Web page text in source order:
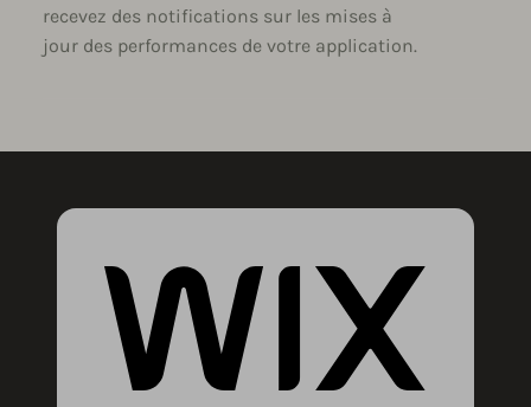
recevez des notifications sur les mises à
jour des performances de votre application.